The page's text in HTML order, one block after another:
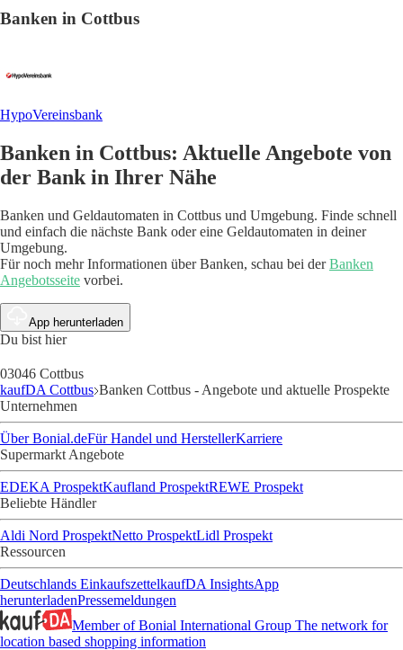
Banken in Cottbus
HypoVereinsbank
Banken in Cottbus: Aktuelle Angebote von
der Bank in Ihrer Nähe
Banken und Geldautomaten in Cottbus und Umgebung. Finde schnell
und einfach die nächste Bank oder eine Geldautomaten in deiner
Umgebung.
Für noch mehr Informationen über Banken, schau bei derBanken
Angebotsseite vorbei.
App herunterladen
Du bist hier
03046 Cottbus
kaufDA Cottbus Banken Cottbus - Angebote und aktuelle Prospekte
Unternehmen
Über Bonial.deFür Handel und HerstellerKarriere
Supermarkt Angebote
EDEKA ProspektKaufland ProspektREWE Prospekt
Beliebte Händler
Aldi Nord ProspektNetto ProspektLidl Prospekt
Ressourcen
Deutschlands EinkaufszettelkaufDA InsightsApp
herunterladenPressemeldungen
Member of Bonial International Group The network for
location based shopping information